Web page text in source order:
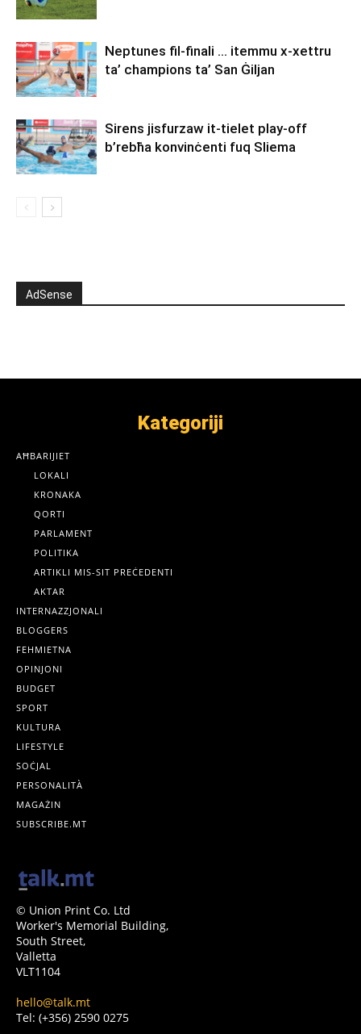
Neptunes fil-finali … itemmu x-xettru
ta’ champions ta’ San Ġiljan
Sirens jisfurzaw it-tielet play-off
b’rebħa konvinċenti fuq Sliema
AdSense
Kategoriji
AĦBARIJIET
LOKALI
KRONAKA
QORTI
PARLAMENT
POLITIKA
ARTIKLI MIS-SIT PREĊEDENTI
AKTAR
INTERNAZZJONALI
BLOGGERS
FEHMIETNA
OPINJONI
BUDGET
SPORT
KULTURA
LIFESTYLE
SOĊJAL
PERSONALITÀ
MAGAŻIN
SUBSCRIBE.MT
© Union Print Co. Ltd
Worker's Memorial Building,
South Street,
Valletta
VLT1104
hello@talk.mt
Tel: (+356) 2590 0275